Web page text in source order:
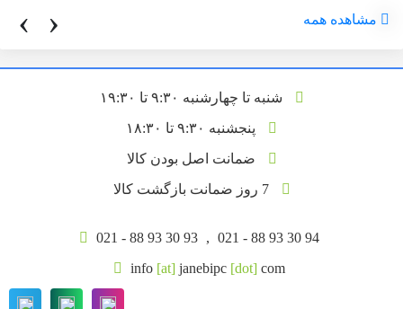
‹ › مشاهده همه
شنبه تا چهارشنبه ۹:۳۰ تا ۱۹:۳۰
پنجشنبه ۹:۳۰ تا ۱۸:۳۰
ضمانت اصل بودن کالا
7 روز ضمانت بازگشت کالا
021 - 88 93 30 93 , 021 - 88 93 30 94
info [at] janebipc [dot] com